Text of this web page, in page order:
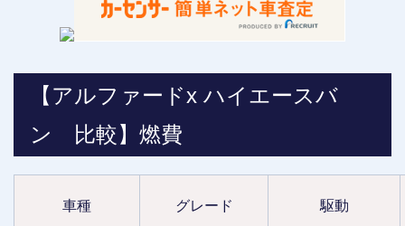
【アルファードx ハイエースバ
ン 比較】燃費
車種 グレード 駆動